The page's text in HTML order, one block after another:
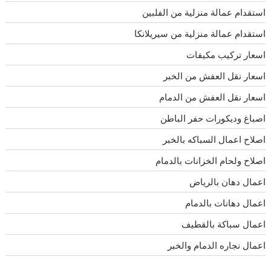
استقدام عمالة منزلية من الفلبين
استقدام عمالة منزلية من سيريلانكا
اسعار تركيب مكيفات
اسعار نقل العفش من الخبر
اسعار نقل العفش من الدمام
اصباغ وديكورات حفر الباطن
اصلاح اعمال السباكه بالخبر
اصلاح ولحام الخزانات بالدمام
اعمال دهان بالرياض
اعمال دهانات بالدمام
اعمال سباكة بالقطيف
اعمال نجاره الدمام والخبر